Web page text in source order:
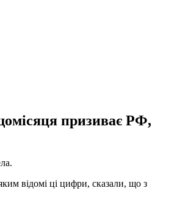
призиває РФ,
відомі ці цифри, сказали, що з